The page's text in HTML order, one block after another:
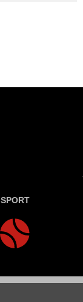
SPORT